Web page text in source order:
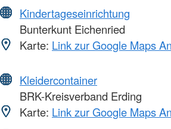
Kindertageseinrichtung
Bunterkunt Eichenried
Karte: Link zur Google Maps
Kleidercontainer
BRK-Kreisverband Erding
Karte: Link zur Google Maps